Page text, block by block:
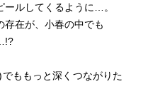
ルしてくるように…。
存在が、小春の中でも
ももっと深くつながりた